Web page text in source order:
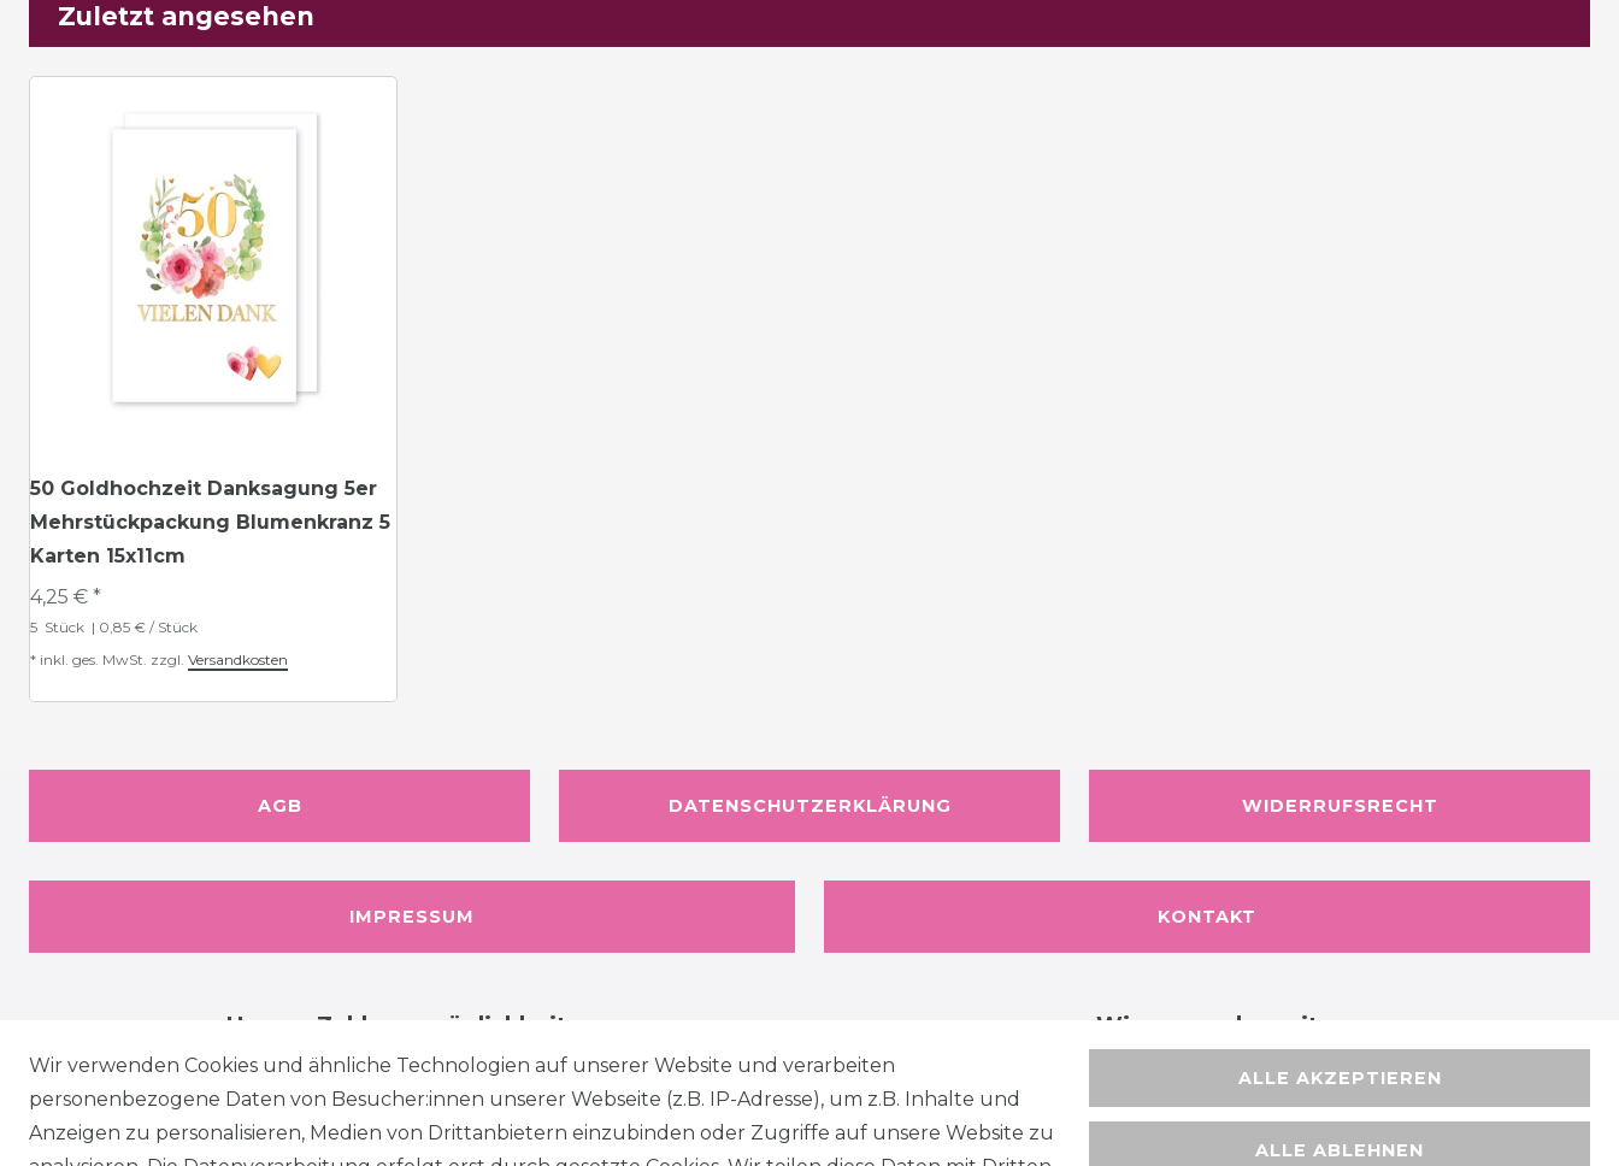
Zuletzt angesehen
50 Goldhochzeit Danksagung 5er
Mehrstückpackung Blumenkranz 5
Karten 15x11cm
4,25 € *
5 Stück | 0,85 € / Stück
* inkl. ges. MwSt. zzgl. Versandkosten
AGB DATENSCHUTZERKLÄRUNG WIDERRUFSRECHT
IMPRESSUM KONTAKT
Unsere Zahlungsmöglichkeiten Wir versenden mit
Wir verwenden Cookies und ähnliche Technologien auf unserer Website und verarbeiten
personenbezogene Daten von Besucher:innen unserer Webseite (z.B. IP-Adresse), um z.B. Inhalte und
Anzeigen zu personalisieren, Medien von Drittanbietern einzubinden oder Zugriffe auf unsere Website zu
ALLE AKZEPTIEREN
ALLE ABLEHNEN